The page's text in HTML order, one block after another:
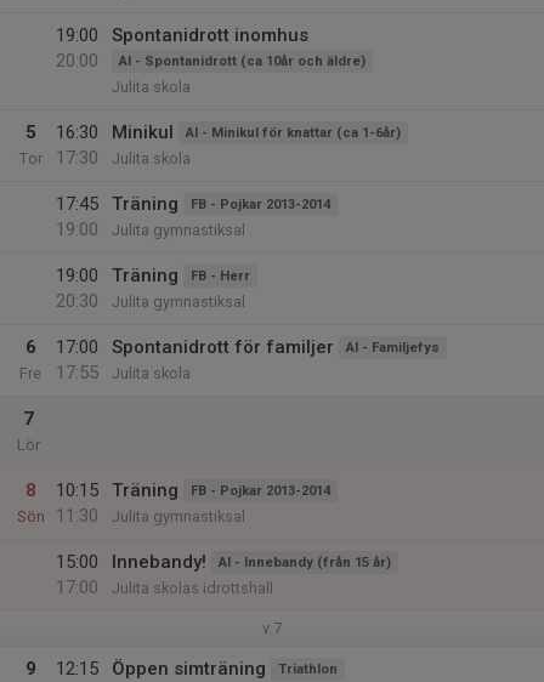
19:00
20:00
Spontanidrott inomhus
AI - Spontanidrott (ca 10år och äldre)
Julita skola
5
Tor
16:30
17:30
Minikul AI - Minikul för knattar (ca 1-6år)
Julita skola
17:45
19:00
Träning FB - Pojkar 2013-2014
Julita gymnastiksal
19:00
20:30
Träning FB - Herr
Julita gymnastiksal
6
Fre
17:00
17:55
Spontanidrott för familjer AI - Familjefys
Julita skola
7
Lör
8
Sön
10:15
11:30
Träning FB - Pojkar 2013-2014
Julita gymnastiksal
15:00
17:00
Innebandy! AI - Innebandy (från 15 år)
Julita skolas idrottshall
v.7
9
12:15
Öppen simträning Triathlon